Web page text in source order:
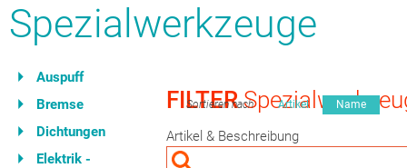
Spezialwerkzeuge
Auspuff
Bremse
Dichtungen
Elektrik -
FILTER
Sortieren nach Artikel Name
Artikel & Beschreibung